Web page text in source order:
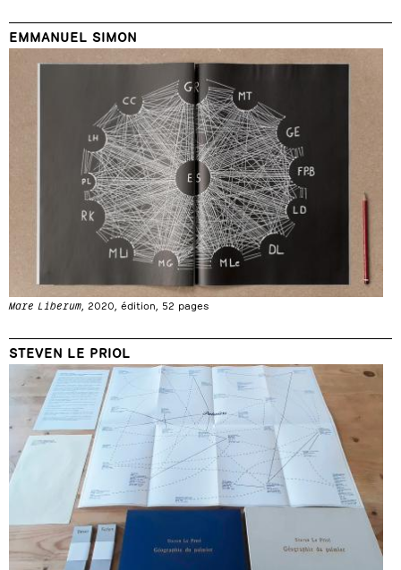
EMMANUEL SIMON
Mare Liberum, 2020, édition, 52 pages
STEVEN LE PRIOL